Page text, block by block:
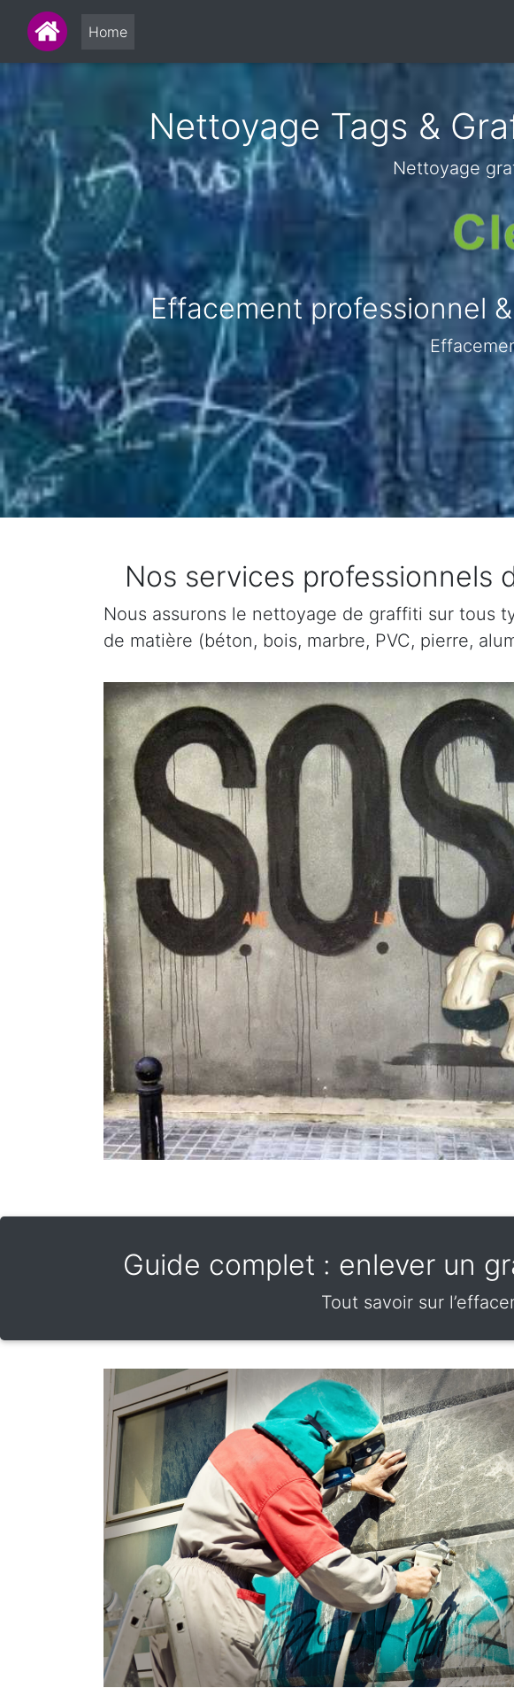
Home
Nettoyage Tags &
Nettoyage
Effacement professionnel
Nos services professionnels
Nous assurons le nettoyage de graffiti sur tous
de matière (béton, bois, marbre, PVC, pierre,
Guide complet : enlever un
Tout savoir sur